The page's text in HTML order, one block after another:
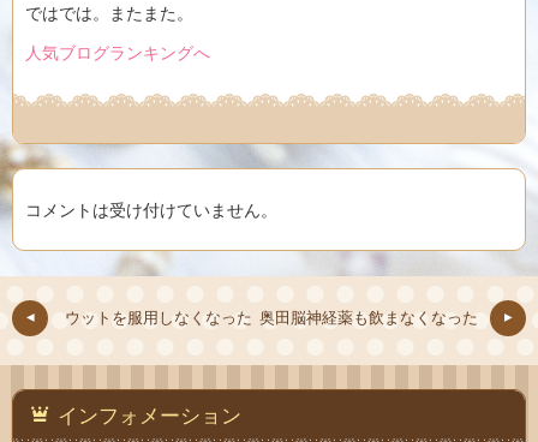
ではでは。またまた。
人気ブログランキングへ
コメントは受け付けていません。
ウットを服用しなくなった 奥田脳神経薬も飲まなくなった
インフォメーション